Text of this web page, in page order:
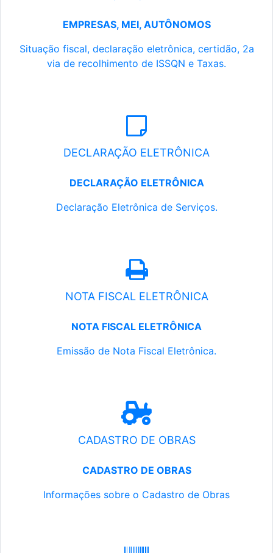
EMPRESAS, MEI, AUTÔNOMOS
Situação fiscal, declaração eletrônica, certidão, 2a
via de recolhimento de ISSQN e Taxas.
DECLARAÇÃO ELETRÔNICA
DECLARAÇÃO ELETRÔNICA
Declaração Eletrônica de Serviços.
NOTA FISCAL ELETRÔNICA
NOTA FISCAL ELETRÔNICA
Emissão de Nota Fiscal Eletrônica.
CADASTRO DE OBRAS
CADASTRO DE OBRAS
Informações sobre o Cadastro de Obras